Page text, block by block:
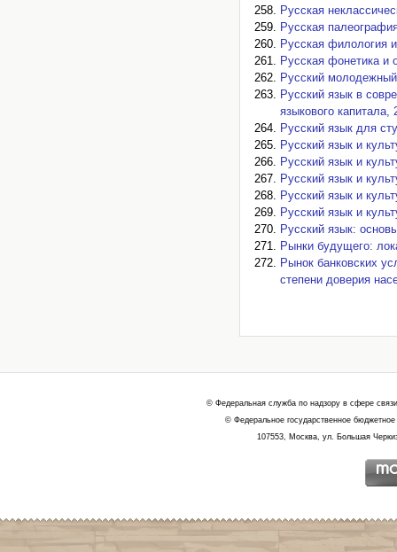
Русская
Русская
Русская филология
Русская фонетика и
Русский
Русский язык в
языкового капитала,
Русский язык для
Русский язык и
Русский язык и
Русский язык и
Русский язык и
Русский язык и
Русский язык:
Рынки будущего:
Рынок банковских
степени доверия
© Федеральная служба по надзору в сфере
© Федеральное государственное
107553, Москва, ул. Большая